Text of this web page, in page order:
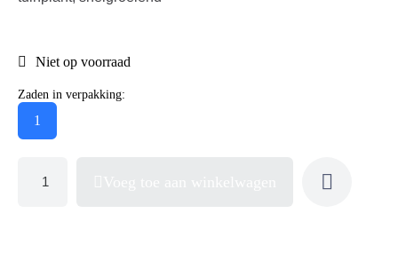
Niet op voorraad
Zaden in verpakking:
1